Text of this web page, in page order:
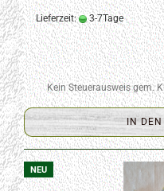
Lieferzeit: 3-7Tage
Kein Steuerausweis gem.
IN DEN
NEU